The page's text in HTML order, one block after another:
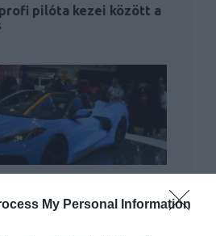
My Personal Information
pilóta kezei között a
Show